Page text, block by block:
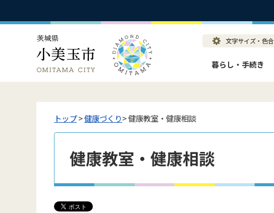
暮らし・手続き
トップ>健康づくり> 健康教室・健康相談
健康教室・健康相談